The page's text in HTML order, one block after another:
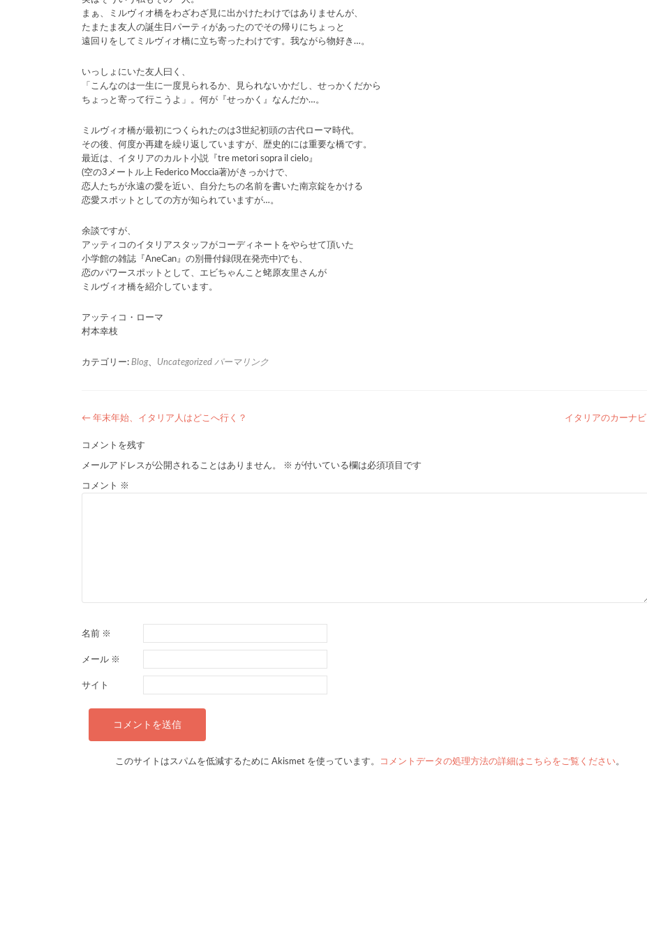
まぁ、ミルヴィオ橋をわざわざ見に出かけたわけではありませんが、
たまたま友人の誕生日パーティがあったのでその帰りにちょっと
遠回りをしてミルヴィオ橋に立ち寄ったわけです。我ながら物好き…。
いっしょにいた友人曰く、
「こんなのは一生に一度見られるか、見られないかだし、せっかくだから
ちょっと寄って行こうよ」。何が『せっかく』なんだか…。
ミルヴィオ橋が最初につくられたのは3世紀初頭の古代ローマ時代。
その後、何度か再建を繰り返していますが、歴史的には重要な橋です。
最近は、イタリアのカルト小説『tre metori sopra il cielo』
(空の3メートル上 Federico Moccia著)がきっかけで、
恋人たちが永遠の愛を近い、自分たちの名前を書いた南京錠をかける
恋愛スポットとしての方が知られていますが…。
余談ですが、
アッティコのイタリアスタッフがコーディネートをやらせて頂いた
小学館の雑誌『AneCan』の別冊付録(現在発売中)でも、
恋のパワースポットとして、エビちゃんこと蛯原友里さんが
ミルヴィオ橋を紹介しています。
アッティコ・ローマ
村本幸枝
カテゴリー: Blog、 Uncategorized パーマリンク
投
稿
ナ
ビ
← 年末年始、イタリア人はどこへ行く？ イタリアのカーナビ
コメントを残す
メールアドレスが公開されることはありません。 ※ が付いている欄は必須項目です
コメント ※
名前 ※
メール ※
サイト
このサイトはスパムを低減するために Akismet を使っています。 コメントデータの処理方法の詳細はこちらをご覧ください。